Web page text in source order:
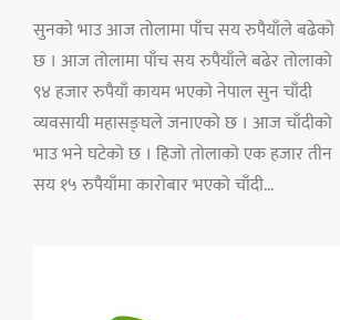
सुनको भाउ आज तोलामा पाँच सय रुपैयाँले बढेको
छ । आज तोलामा पाँच सय रुपैयाँले बढेर तोलाको
९४ हजार रुपैयाँ कायम भएको नेपाल सुन चाँदी
व्यवसायी महासङ्घले जनाएको छ । आज चाँदीको
भाउ भने घटेको छ । हिजो तोलाको एक हजार तीन
सय १५ रुपैयाँमा कारोबार भएको चाँदी...